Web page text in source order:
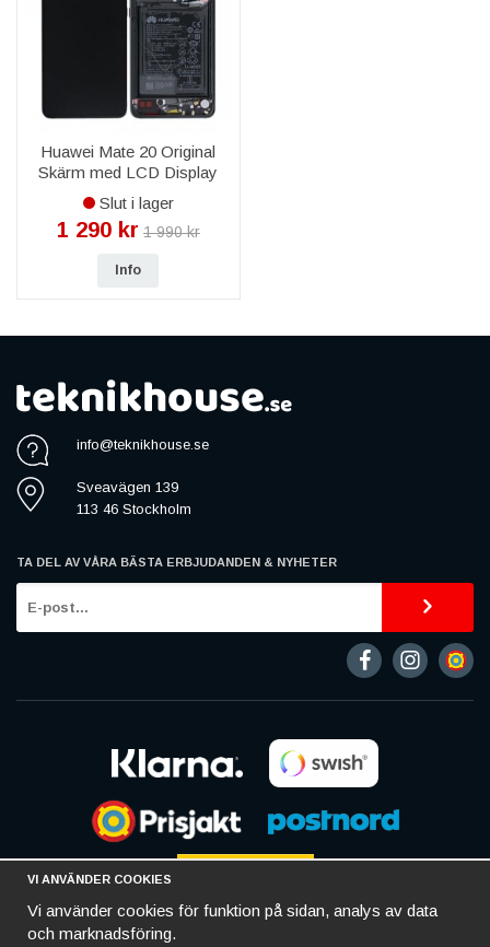
Huawei Mate 20 Original
Skärm med LCD Display
och Batteri - Svart
Slut i lager
1 290 kr 1 990 kr
Info
info@teknikhouse.se
Sveavägen 139
113 46 Stockholm
TA DEL AV VÅRA BÄSTA ERBJUDANDEN & NYHETER
VI ANVÄNDER COOKIES
Vi använder cookies för funktion på sidan, analys av data
och marknadsföring.